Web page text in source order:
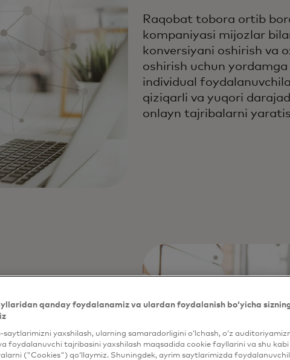
Raqobat tobora ortib
kompaniyasi mijozlar
konversiyani oshirish va
oshirish uchun
individual
qiziqarli va yuqori
onlayn tajribalarni
tab
quvvatlash
ko'p kanalli
qanday foydalanamiz va ulardan foydalanish bo‘yicha
saytlarimizni yaxshilash, ularning samaradorligini o‘lchash, o‘z
foydalanuvchi tajribasini yaxshilash maqsadida cookie fayllarini va shu kabi
("Cookies") qo‘llaymiz. Shuningdek, ayrim saytlarimizda